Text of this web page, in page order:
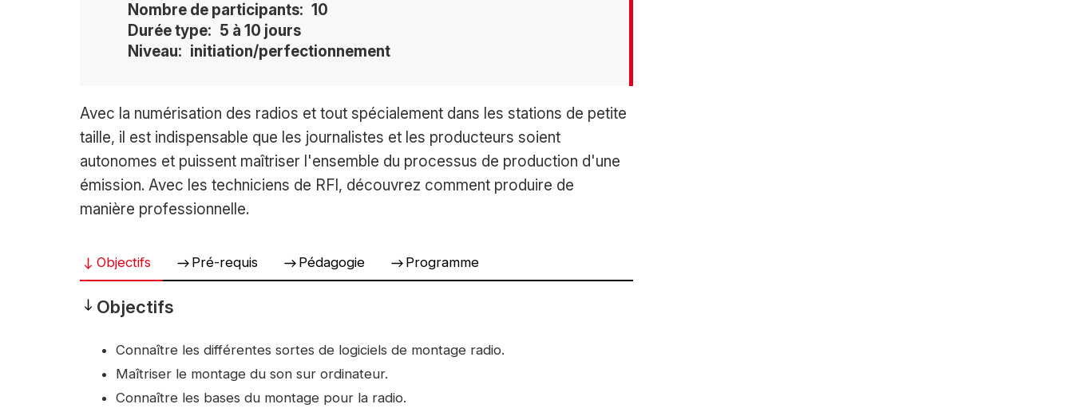
Nombre de participants
10
Durée type
5 à 10 jours
Niveau
initiation/perfectionnement
Accroche
Avec la numérisation des radios et tout spécialement dans les stations de petite
taille, il est indispensable que les journalistes et les producteurs soient
autonomes et puissent maîtriser l'ensemble du processus de production d'une
émission. Avec les techniciens de RFI, découvrez comment produire de
manière professionnelle.
Objectifs Pré-requis Pédagogie Programme
Objectifs
Connaître les différentes sortes de logiciels de montage radio.
Maîtriser le montage du son sur ordinateur.
Connaître les bases du montage pour la radio.